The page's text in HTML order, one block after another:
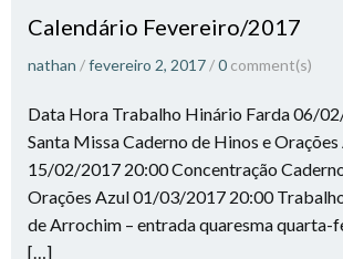
Calendário Fevereiro/2017
nathan /fevereiro 2, 2017 /0 comment(s)
Data Hora Trabalho Hinário Farda 06/
Santa Missa Caderno de Hinos e
15/02/2017 20:00 Concentração
Orações Azul 01/03/2017 20:00
de Arrochim – entrada quaresma quarta-
[…]